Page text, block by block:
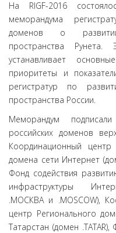
На RIGF-2016
меморандума
доменов о
пространства Рунета.
устанавливает
приоритеты и
регистратур по
пространства России.
Меморандум подписали
российских доменов
Координационный центр
домена сети Интернет
Фонд содействия
инфраструктуры
.МОСКВА и .MOSCOW),
центр Регионального
Татарстан (домен